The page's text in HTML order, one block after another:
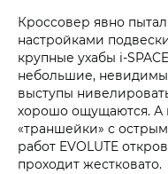
Кроссовер явно
настройками
крупные ухабы
небольшие,
выступы
хорошо ощущаются. А
«траншейки» с
работ EVOLUTE
проходит жестковато.